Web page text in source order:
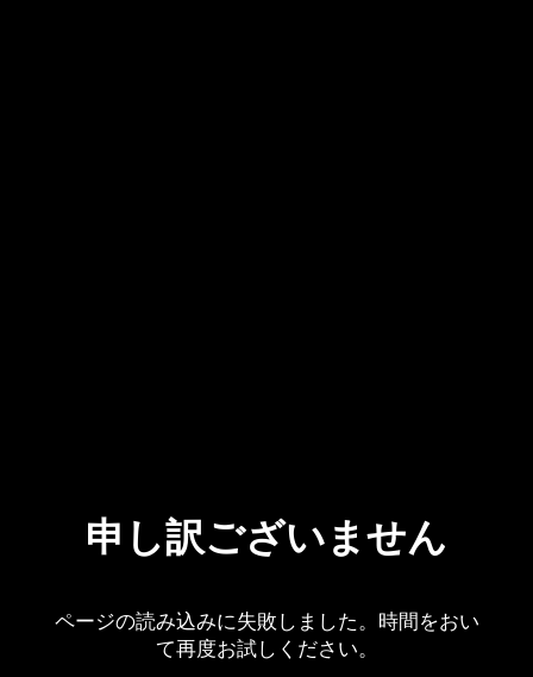
申し訳ございません
ページの読み込みに失敗しました。時間をおい
て再度お試しください。